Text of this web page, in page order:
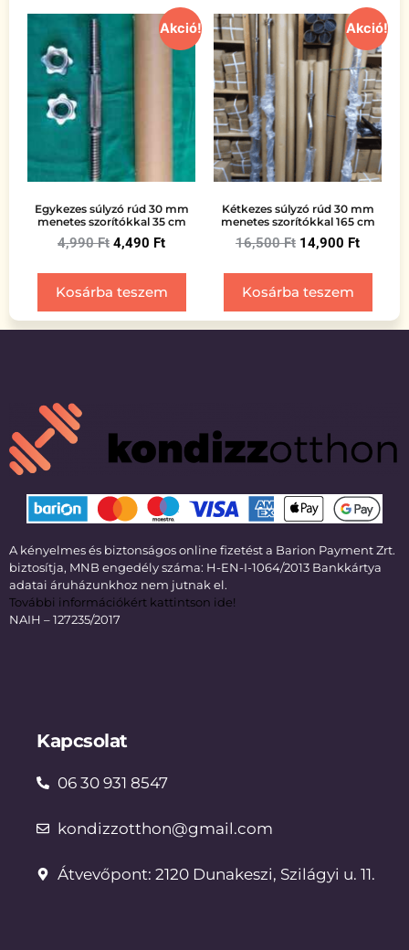
Akció!
Egykezes súlyzó rúd 30 mm
menetes szorítókkal 35 cm
4,990Ft 4,490 Ft
Kosárba teszem
Akció!
Kétkezes súlyzó rúd 30 mm
menetes szorítókkal 165 cm
16,500Ft 14,900 Ft
Kosárba teszem
A kényelmes és biztonságos online fizetést a Barion Payment Zrt.
biztosítja, MNB engedély száma: H-EN-I-1064/2013 Bankkártya
adatai áruházunkhoz nem jutnak el.
További információkért kattintson ide!
NAIH – 127235/2017
Kapcsolat
06 30 931 8547
kondizzotthon@gmail.com
Átvevőpont: 2120 Dunakeszi, Szilágyi u. 11.